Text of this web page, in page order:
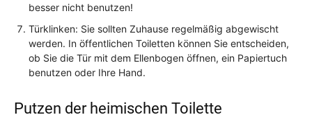
besser nicht benutzen!
Türklinken: Sie sollten Zuhause regelmäßig abgewischt
werden. In öffentlichen Toiletten können Sie entscheiden,
ob Sie die Tür mit dem Ellenbogen öffnen, ein Papiertuch
benutzen oder Ihre Hand.
Putzen der heimischen Toilette